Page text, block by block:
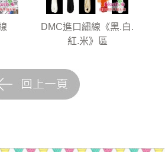
DMC進口繡線《黑.白.
紅.米》區